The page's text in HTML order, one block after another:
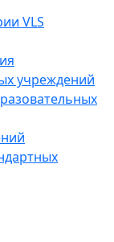
VLS
учреждений